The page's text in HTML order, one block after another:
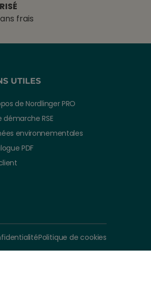
frais
UTILES
de Nordlinger PRO
démarche RSE
environnementales
PDF
Politique de cookies